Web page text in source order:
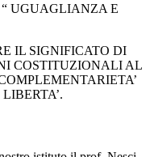
UGUAGLIANZA E
IL SIGNIFICATO DI
COSTITUZIONALI AL